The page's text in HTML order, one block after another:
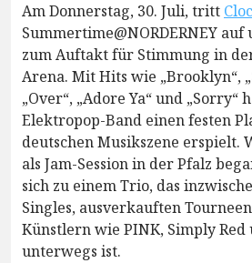
Am Donnerstag, 30. Juli, tritt
Summertime@NORDERNEY
zum Auftakt für Stimmung in
Arena. Mit Hits wie „Brooklyn“,
„Over“, „Adore Ya“ und „Sorry“
Elektropop-Band einen festen
deutschen Musikszene erspielt.
als Jam-Session in der Pfalz
sich zu einem Trio, das
Singles, ausverkauften
Künstlern wie PINK, Simply Red
unterwegs ist.